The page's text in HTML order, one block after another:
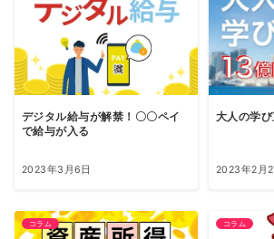
デジタル給与が解禁！〇〇ペイ
で給与が入る
2023年3月6日
大人の学
2023年2月
コラム コラム